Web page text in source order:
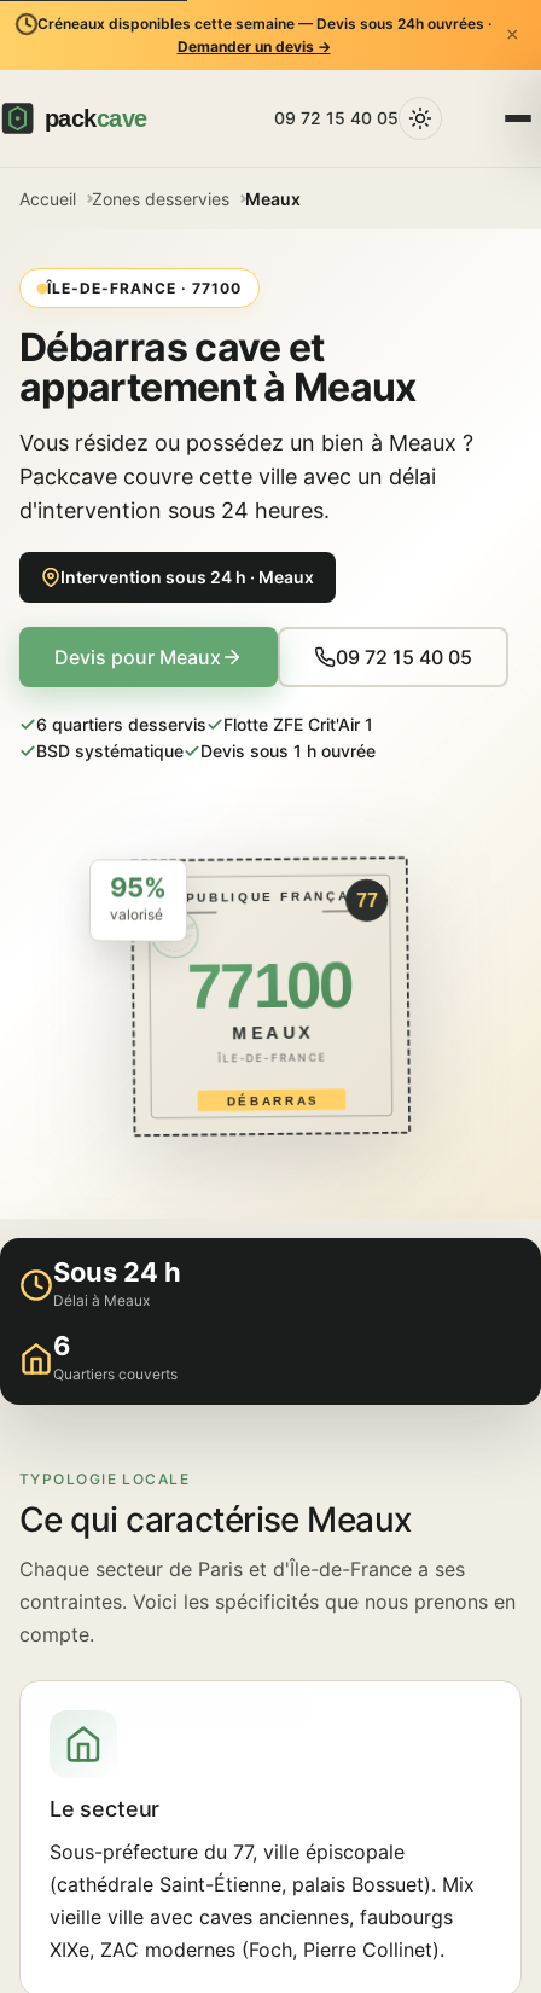
Créneaux disponibles cette semaine — Devis sous 24h ouvrées ·
Demander un devis →
×
09 72 15 40 05
Accueil Zones desservies Meaux
ÎLE-DE-FRANCE · 77100
Débarras cave et
appartement à Meaux
Vous résidez ou possédez un bien à Meaux ?
Packcave couvre cette ville avec un délai
d'intervention sous 24 heures.
Intervention sous 24 h · Meaux
Devis pour Meaux 09 72 15 40 05
6 quartiers desservis
Flotte ZFE Crit'Air 1
BSD systématique
Devis sous 1 h ouvrée
RÉPUBLIQUE FRANÇAISE
77100
MEAUX
ÎLE-DE-FRANCE
DÉBARRAS
PACKCAVE
ÉCO · BSD
77
95%
valorisé
Sous 24 h
Délai à Meaux
6
Quartiers couverts
TYPOLOGIE LOCALE
Ce qui caractérise Meaux
Chaque secteur de Paris et d'Île-de-France a ses
contraintes. Voici les spécificités que nous prenons en
compte.
Le secteur
Sous-préfecture du 77, ville épiscopale
(cathédrale Saint-Étienne, palais Bossuet). Mix
vieille ville avec caves anciennes, faubourgs
XIXe, ZAC modernes (Foch, Pierre Collinet).